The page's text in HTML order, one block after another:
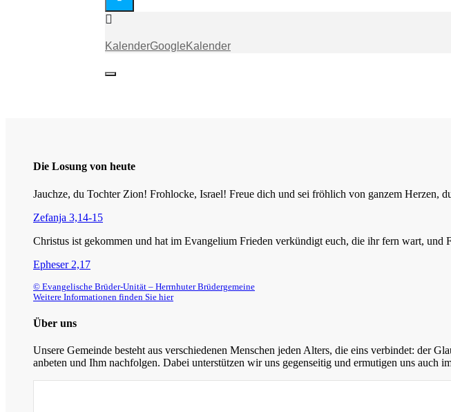
Gottesdienst
[]
KalenderGoogleKalender
Die Losung von heute
Jauchze, du Tochter Zion! Frohlocke, Israel! Freue dich und sei fröhlich von ganzem Herzen,
Zefanja 3,14-15
Christus ist gekommen und hat im Evangelium Frieden verkündigt euch, die ihr fern wart, und
Epheser 2,17
© Evangelische Brüder-Unität – Herrnhuter Brüdergemeine
Weitere Informationen finden Sie hier
Über uns
Unsere Gemeinde besteht aus verschiedenen Menschen jeden Alters, die eins verbindet: der
anbeten und Ihm nachfolgen. Dabei unterstützen wir uns gegenseitig und ermutigen uns auch